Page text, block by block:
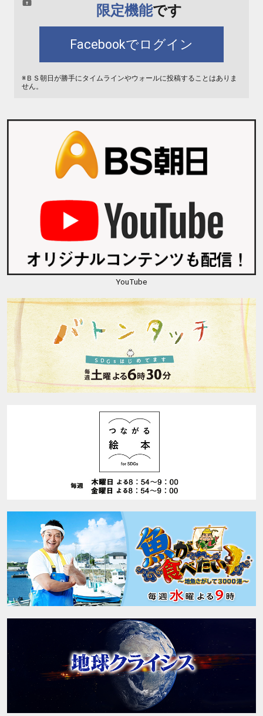
限定機能です
Facebookでログイン
※ＢＳ朝日が勝手にタイムラインやウォールに投稿することはありま
せん。
YouTube